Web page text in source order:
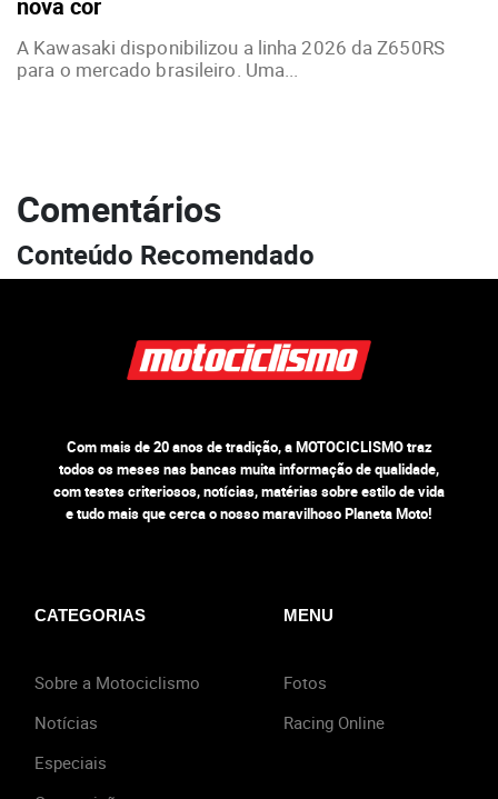
nova cor
A Kawasaki disponibilizou a linha 2026 da Z650RS
para o mercado brasileiro. Uma...
Comentários
Conteúdo Recomendado
Com mais de 20 anos de tradição, a MOTOCICLISMO traz
todos os meses nas bancas muita informação de qualidade,
com testes criteriosos, notícias, matérias sobre estilo de vida
e tudo mais que cerca o nosso maravilhoso Planeta Moto!
CATEGORIAS
Sobre a Motociclismo
Notícias
Especiais
MENU
Fotos
Racing Online